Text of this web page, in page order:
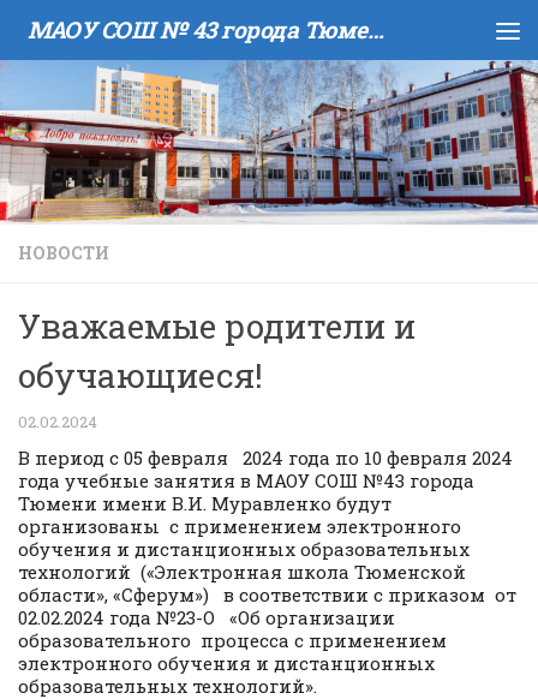
Skip to content МАОУ COШ № 43 города Тюмени имени В.И. Муравленко
НОВОСТИ
Уважаемые родители и
обучающиеся!
02.02.2024
В период с 05 февраля 2024 года по 10 февраля 2024
года учебные занятия в МАОУ СОШ №43 города
Тюмени имени В.И. Муравленко будут
организованы с применением электронного
обучения и дистанционных образовательных
технологий («Электронная школа Тюменской
области», «Сферум») в соответствии с приказом от
02.02.2024 года №23-О «Об организации
образовательного процесса с применением
электронного обучения и дистанционных
образовательных технологий».